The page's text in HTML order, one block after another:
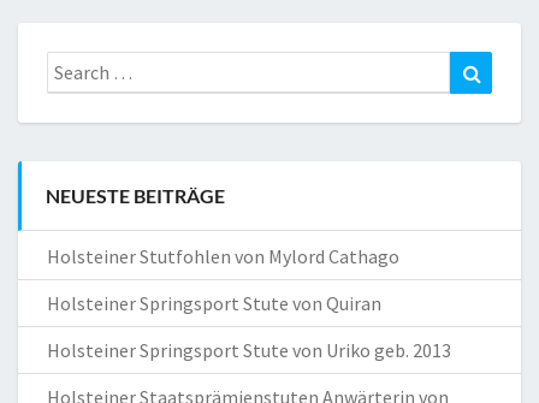
Search
for:
NEUESTE BEITRÄGE
Holsteiner Stutfohlen von Mylord Cathago
Holsteiner Springsport Stute von Quiran
Holsteiner Springsport Stute von Uriko geb. 2013
Holsteiner Staatsprämienstuten Anwärterin von